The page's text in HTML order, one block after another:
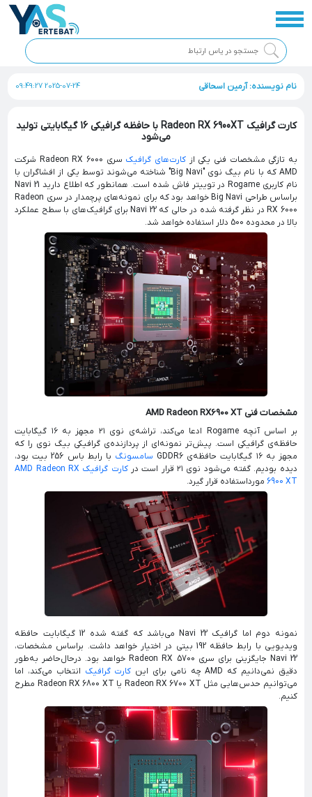
نام نویسنده: آرمین اسحاقی 2025-07-24 09:49:27
کارت گرافیک Radeon RX 6900XT با حافظه گرافیکی 16 گیگابایتی تولید
می‌شود
به ‌تازگی مشخصات فنی یکی از کارت‌های گرافیک
سری Radeon RX 6000 شرکت
AMD که با نام بیگ نوی "Big Navi" شناخته می‌شوند توسط یکی از افشاگران با
نام کاربری Rogame در توییتر فاش شده است. همانطور که اطلاع دارید Navi 21
براساس طراحی Big Navi خواهد بود که برای نمونه‌های پرچمدار در سری Radeon
RX 6000 در نظر گرفته شده در حالی که Navi 22 برای گرافیک‌های با سطح عملکرد
بالا در محدوده 500 دلار استفاده خواهد شد.
مشخصات فنی AMD Radeon RX6900 XT
بر اساس آنچه Rogame ادعا می‌کند، تراشه‌ی نوی ۲۱ مجهز به ۱۶ گیگابایت
حافظه‌ی گرافیکی است. پیش‌تر نمونه‌ای از پردازنده‌ی گرافیکی بیگ نوی را که
مجهز به ۱۶ گیگابایت حافظه‌ی GDDR6
سامسونگ
با رابط باس 256 بیت بود،
دیده بودیم. گفته می‌شود نوی ۲۱ قرار است در
کارت گرافیک AMD Radeon RX
6900 XT مورداستفاده قرار گیرد.
نمونه دوم اما گرافیک Navi 22 می‌باشد که گفته شده 12 گیگابایت حافظه
ویدیویی با رابط حافظه 192 بیتی در اختیار خواهد داشت. براساس مشخصات،
Navi 22 جایگزینی برای سری Radeon RX 5700 خواهد بود. درحال‌حاضر به‌طور
دقیق نمی‌دانیم که AMD چه نامی برای این
کارت‌ گرافیک انتخاب می‌کند، اما
می‌توانیم حدس‌هایی مثل Radeon RX 6700 XT یا Radeon RX 6800 XT مطرح
کنیم.